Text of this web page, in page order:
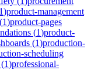
1)product-management
(1)product-pages
(1)product-
(1)production-
scheduling
(1)professional-